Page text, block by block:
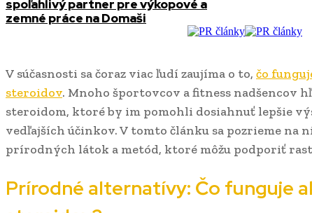
spoľahlivý partner pre výkopové a
zemné práce na Domaši
V súčasnosti sa čoraz viac ľudí zaujíma o to, čo
steroidov. Mnoho športovcov a fitness nadšencov
steroidom, ktoré by im pomohli dosiahnuť lepšie
vedľajších účinkov. V tomto článku sa pozrieme na
prírodných látok a metód, ktoré môžu podporiť
Prírodné alternatívy: Čo funguje